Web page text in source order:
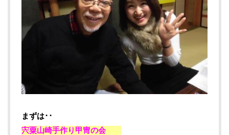
まずは･･
宍粟山崎手作り甲冑の会